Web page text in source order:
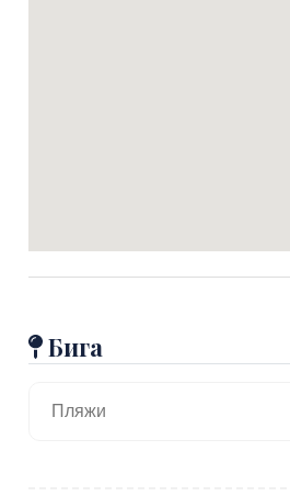
Бига
Пляжи